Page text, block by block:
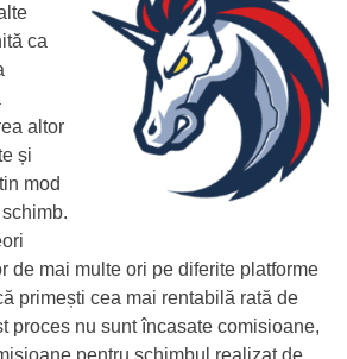
ca
altor
și
mod
de mai multe ori pe diferite platforme
primești cea mai rentabilă rată de
proces nu sunt încasate comisioane,
pentru schimbul realizat de